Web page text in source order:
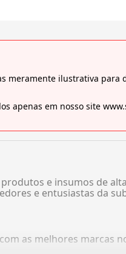
meramente ilustrativa para
apenas em nosso site
e insumos de
e entusiastas da
as melhores marcas